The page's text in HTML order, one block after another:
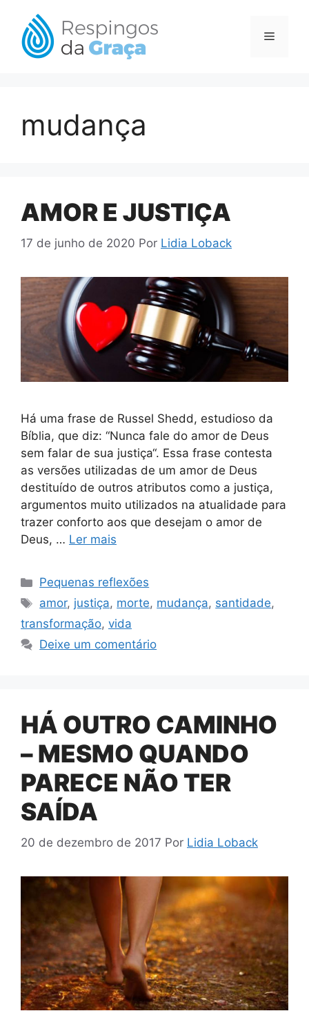
conteúdo
Menu
mudança
AMOR E JUSTIÇA
17 de junho de 2020 Por Lidia Loback
Há uma frase de Russel Shedd, estudioso da
Bíblia, que diz: “Nunca fale do amor de Deus
sem falar de sua justiça“. Essa frase contesta
as versões utilizadas de um amor de Deus
destituído de outros atributos como a justiça,
argumentos muito utilizados na atualidade para
trazer conforto aos que desejam o amor de
Deus, … Ler mais
Categorias
Pequenas reflexões
Tags
amor, justiça, morte, mudança, santidade,
transformação, vida
Deixe um comentário
HÁ OUTRO CAMINHO
– MESMO QUANDO
PARECE NÃO TER
SAÍDA
20 de dezembro de 2017 Por Lidia Loback